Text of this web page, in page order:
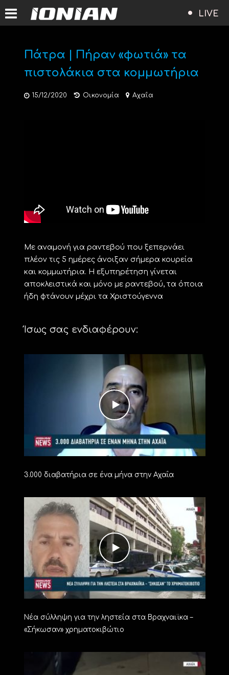
LIVE
Πάτρα | Πήραν «φωτιά» τα
πιστολάκια στα κομμωτήρια
15/12/2020 Οικονομία Αχαΐα
Με αναμονή για ραντεβού που ξεπερνάει
πλέον τις 5 ημέρες άνοιξαν σήμερα κουρεία
και κομμωτήρια. Η εξυπηρέτηση γίνεται
αποκλειστικά και μόνο με ραντεβού, τα όποια
ήδη φτάνουν μέχρι τα Χριστούγεννα
Ίσως σας ενδιαφέρουν:
3.000 διαβατήρια σε ένα μήνα στην Αχαΐα
Νέα σύλληψη για την ληστεία στα Βραχναιϊκα –
«Σήκωσαν» χρηματοκιβώτιο